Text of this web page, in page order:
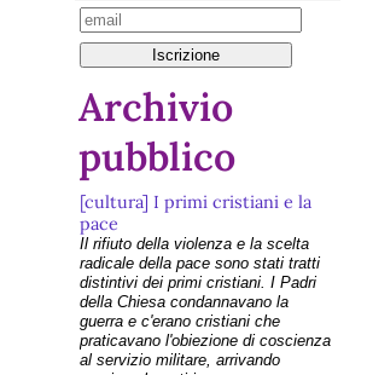
Archivio
pubblico
[cultura] I primi cristiani e la
pace
Il rifiuto della violenza e la scelta
radicale della pace sono stati tratti
distintivi dei primi cristiani. I Padri
della Chiesa condannavano la
guerra e c'erano cristiani che
praticavano l'obiezione di coscienza
al servizio militare, arrivando